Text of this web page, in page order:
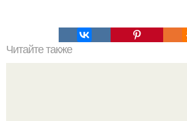
Читайте также